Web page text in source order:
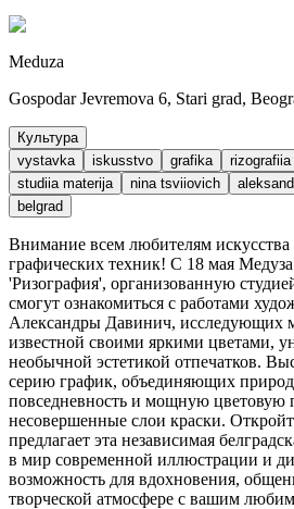
Meduza
Gospodar Jevremova 6, Stari grad,
Культура
vystavka
iskusstvo grafika rizografiia
studiia materija
nina tsviiovich
belgrad
Внимание всем любителям
графических техник! С 18 мая
'Ризография', организованную
смогут ознакомиться с работами
Александры Давинич, исследующих
известной своими яркими цветами,
необычной эстетикой отпечатков.
серию график, объединяющих
повседневность и мощную цветовую
несовершенные слои краски.
предлагает эта независимая
в мир современной иллюстрации и
возможность для вдохновения,
творческой атмосфере с вашим